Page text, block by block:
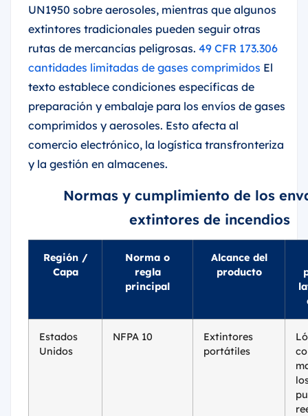
UN1950 sobre aerosoles, mientras que algunos
extintores tradicionales pueden seguir otras
rutas de mercancías peligrosas. 49 CFR 173.306
cantidades limitadas de gases comprimidos El
texto establece condiciones específicas de
preparación y embalaje para los envíos de gases
comprimidos y aerosoles. Esto afecta al
comercio electrónico, la logística transfronteriza
y la gestión en almacenes.
Normas y cumplimiento de los
extintores de incendios
Región /
Capa
Norma o
regla
principal
Alcance del
producto
Estados
Unidos
NFPA 10
Extintores
portátiles